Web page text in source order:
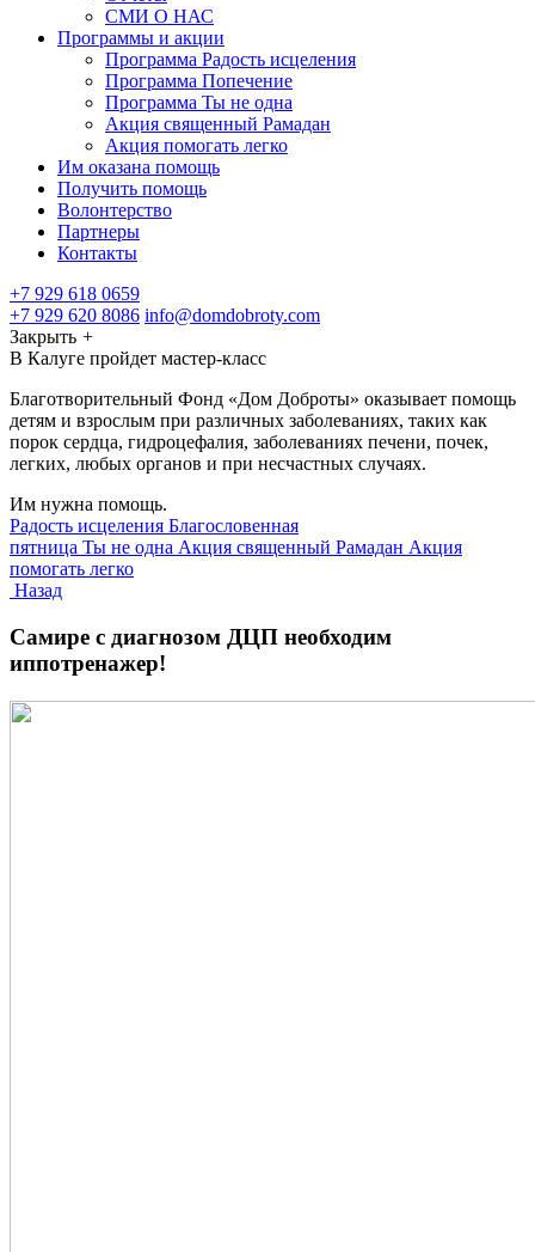
СМИ О НАС
Программы и акции
Программа Радость исцеления
Программа Попечение
Программа Ты не одна
Акция священный Рамадан
Акция помогать легко
Им оказана помощь
Получить помощь
Волонтерство
Партнеры
Контакты
+7 929 618 0659
+7 929 620 8086 info@domdobroty.com
Закрыть +
В Калуге пройдет мастер-класс
Благотворительный Фонд «Дом Доброты» оказывает помощь
детям и взрослым при различных заболеваниях, таких как
порок сердца, гидроцефалия, заболеваниях печени, почек,
легких, любых органов и при несчастных случаях.
Им нужна помощь.
Радость исцеления Благословенная
пятница Ты не одна Акция священный Рамадан Акция
помогать легко
Назад
Самире с диагнозом ДЦП необходим
иппотренажер!